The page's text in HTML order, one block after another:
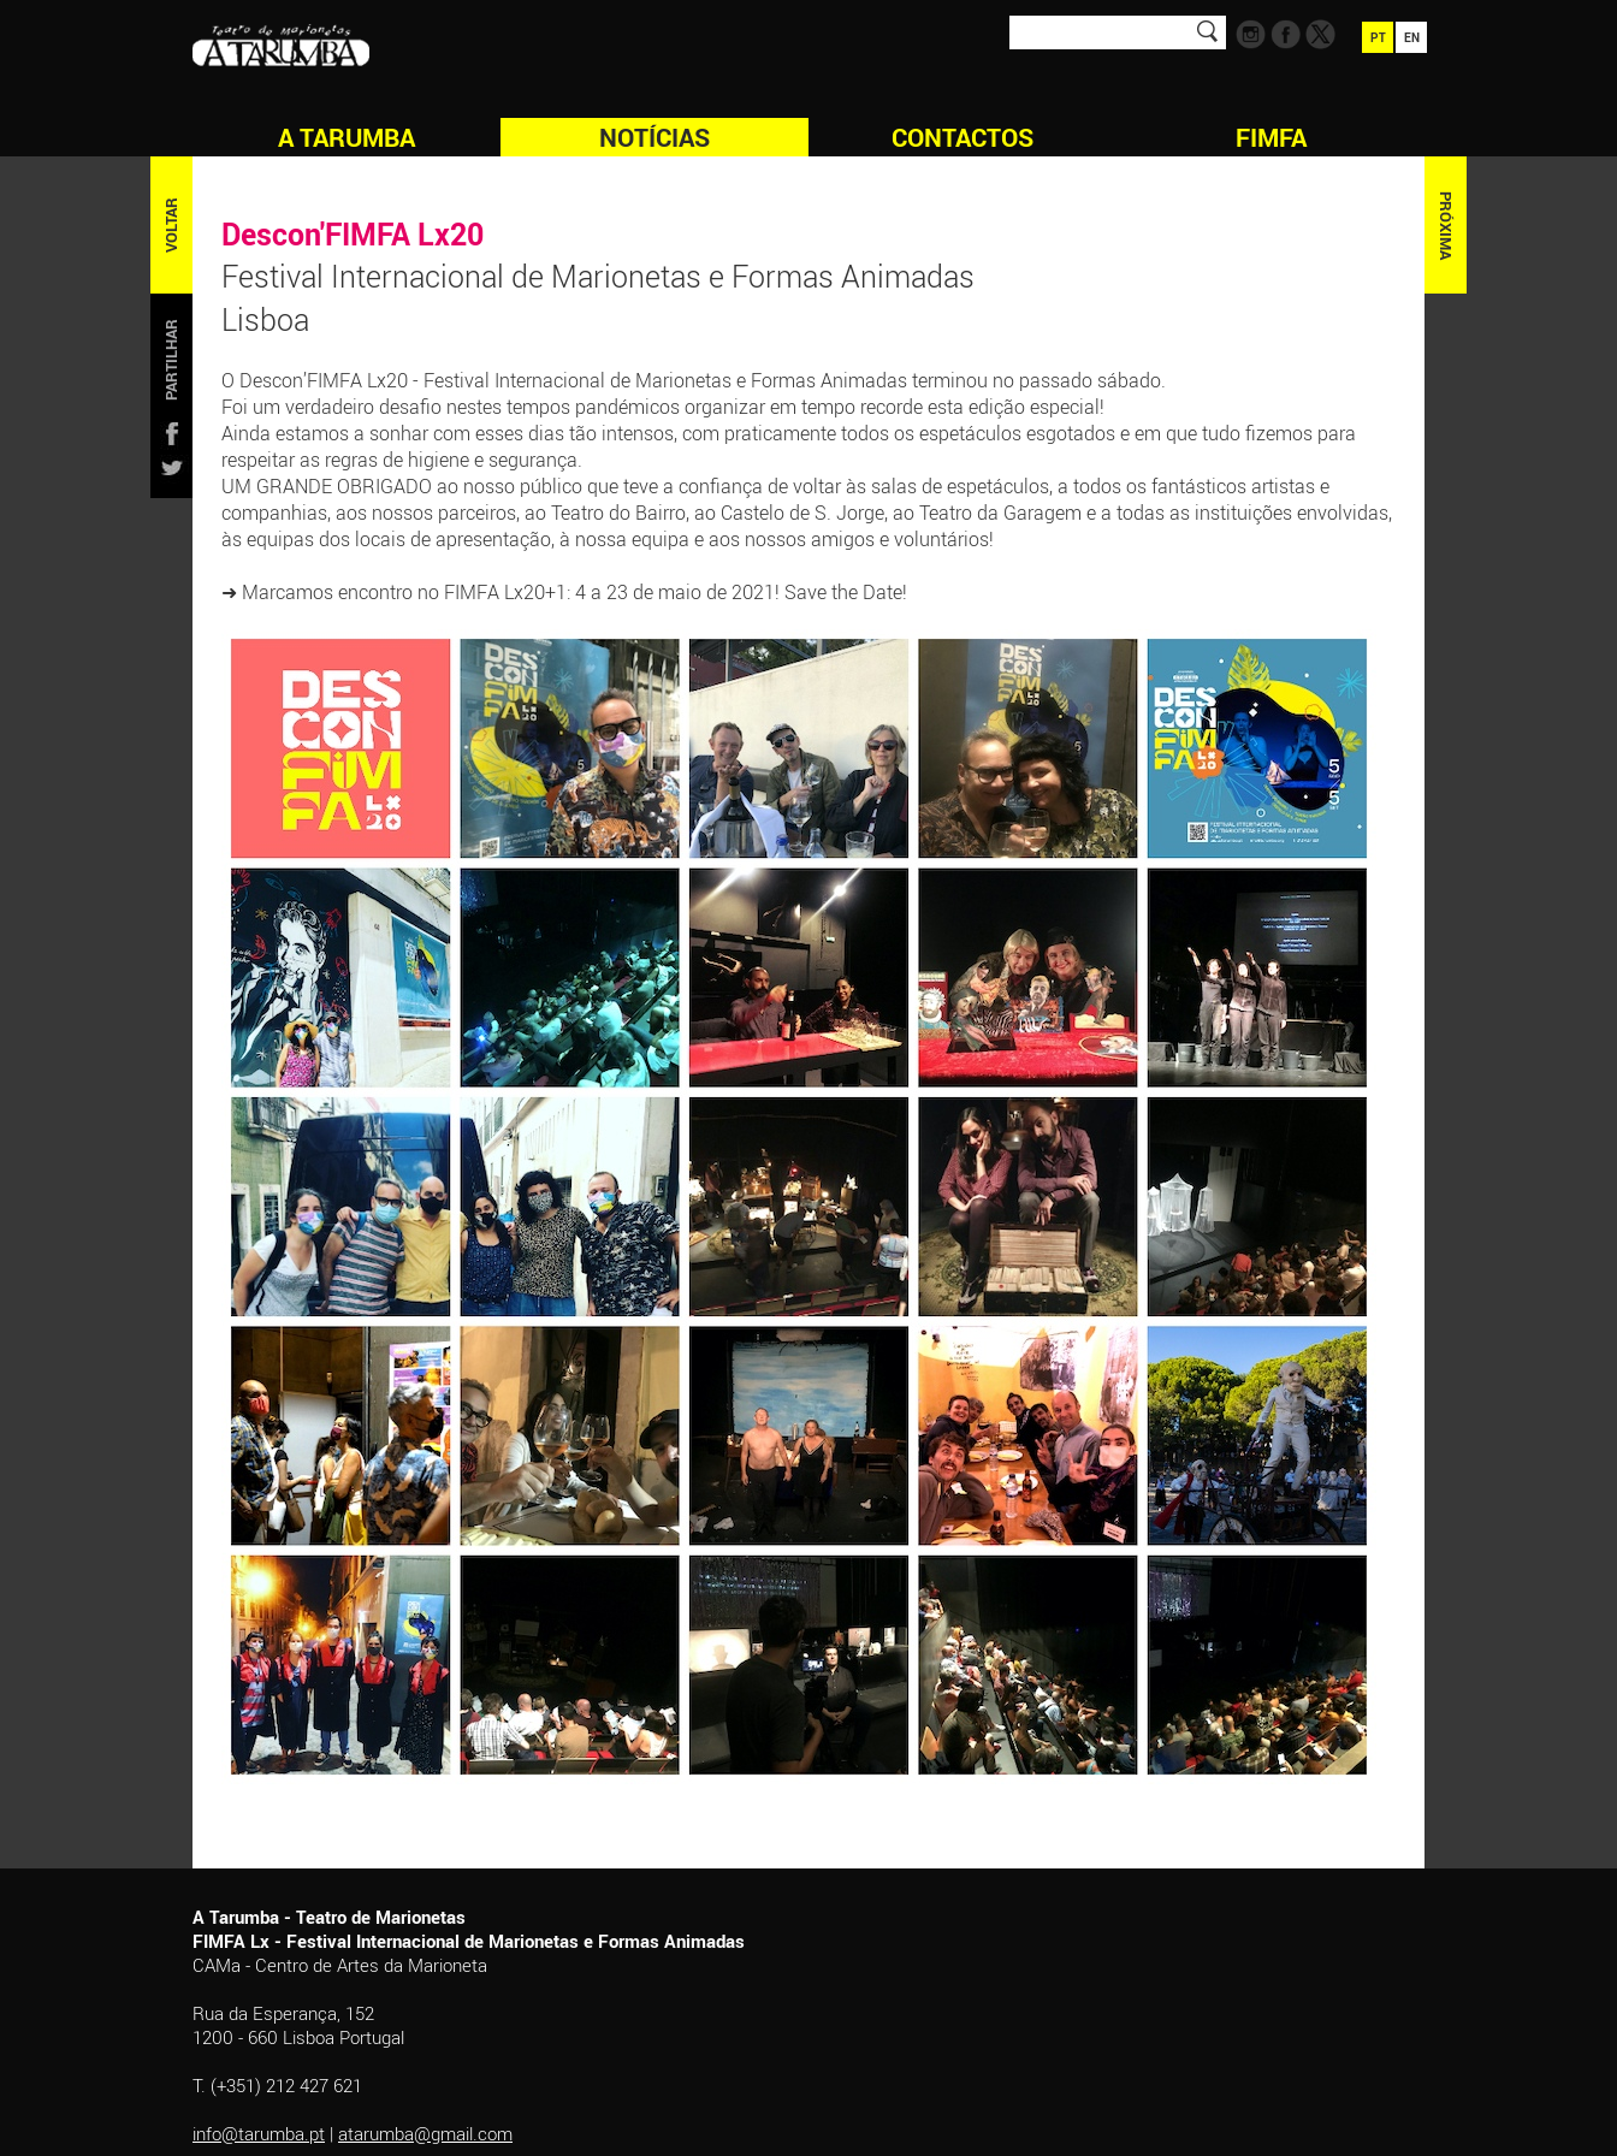
A TARUMBA NOTÍCIAS CONTACTOS FIMFA
PT EN
VOLTAR PRÓXIMA
PARTILHAR
Descon'FIMFA Lx20
Festival Internacional de Marionetas e Formas Animadas
Lisboa
O Descon’FIMFA Lx20 - Festival Internacional de Marionetas e Formas Animadas terminou no passado sábado.
Foi um verdadeiro desafio nestes tempos pandémicos organizar em tempo recorde esta edição especial!
Ainda estamos a sonhar com esses dias tão intensos, com praticamente todos os espetáculos esgotados e em que tudo fizemos para
respeitar as regras de higiene e segurança.
UM GRANDE OBRIGADO ao nosso público que teve a confiança de voltar às salas de espetáculos, a todos os fantásticos artistas e
companhias, aos nossos parceiros, ao Teatro do Bairro, ao Castelo de S. Jorge, ao Teatro da Garagem e a todas as instituições envolvidas,
às equipas dos locais de apresentação, à nossa equipa e aos nossos amigos e voluntários!
➜ Marcamos encontro no FIMFA Lx20+1: 4 a 23 de maio de 2021! Save the Date!
A Tarumba - Teatro de Marionetas
FIMFA Lx - Festival Internacional de Marionetas e Formas Animadas
CAMa - Centro de Artes da Marioneta
Rua da Esperança, 152
1200 - 660 Lisboa Portugal
T. (+351) 212 427 621
info@tarumba.pt | atarumba@gmail.com